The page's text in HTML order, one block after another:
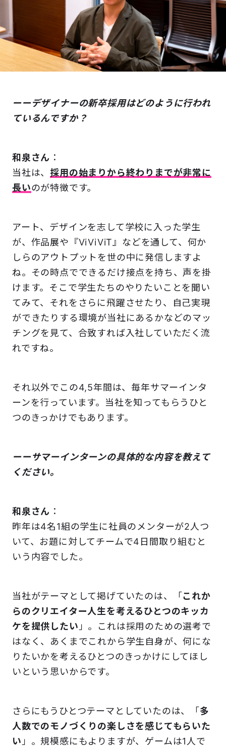
ーーデザイナーの新卒採用はどのように行われ
ているんですか？
和泉さん ：
当社は、 採用の始まりから終わりまでが非常に
長いのが特徴です。
アート、デザインを志して学校に入った学生
が、作品展や『ViViViT』などを通して、何か
しらのアウトプットを世の中に発信しますよ
ね。その時点でできるだけ接点を持ち、声を掛
けます。そこで学生たちのやりたいことを聞い
てみて、それをさらに飛躍させたり、自己実現
ができたりする環境が当社にあるかなどのマッ
チングを見て、合致すれば入社していただく流
れですね。
それ以外でこの4,5年間は、毎年サマーインタ
ーンを行っています。当社を知ってもらうひと
つのきっかけでもあります。
ーーサマーインターンの具体的な内容を教えて
ください。
和泉さん ：
昨年は4名1組の学生に社員のメンターが2人つ
いて、お題に対してチームで4日間取り組むと
いう内容でした。
当社がテーマとして掲げていたのは、「 これか
らのクリエイター人生を考えるひとつのキッカ
ケを提供したい 」。これは採用のための選考で
はなく、あくまでこれから学生自身が、何にな
りたいかを考えるひとつのきっかけにしてほし
いという思いからです。
さらにもうひとつテーマとしていたのは、「 多
人数でのモノづくりの楽しさを感じてもらいた
い 」。規模感にもよりますが、ゲームは1人で